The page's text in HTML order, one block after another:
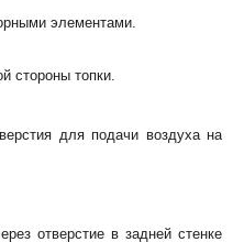
элементами.
стороны топки.
для подачи воздуха на
отверстие в задней стенке